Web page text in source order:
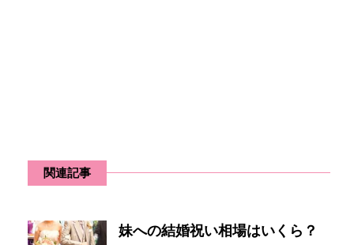
関連記事
妹への結婚祝い相場はいくら？